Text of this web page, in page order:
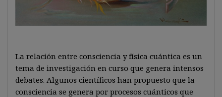
La relación entre consciencia y física cuántica es un
tema de investigación en curso que genera intensos
debates. Algunos científicos han propuesto que la
consciencia se genera por procesos cuánticos que